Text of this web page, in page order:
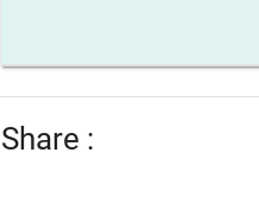
Share :